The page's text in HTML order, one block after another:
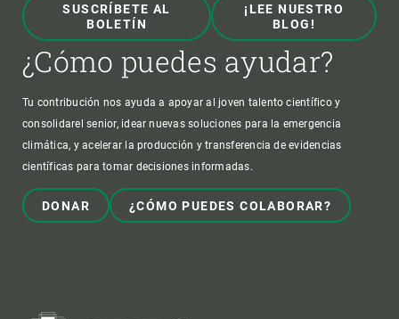
SUSCRÍBETE AL
BOLETÍN
¡LEE NUESTRO
BLOG!
¿Cómo puedes ayudar?
Tu contribución nos ayuda a apoyar al joven talento científico y
consolidarel senior, idear nuevas soluciones para la emergencia
climática, y acelerar la producción y transferencia de evidencias
científicas para tomar decisiones informadas.
DONAR ¿CÓMO PUEDES COLABORAR?